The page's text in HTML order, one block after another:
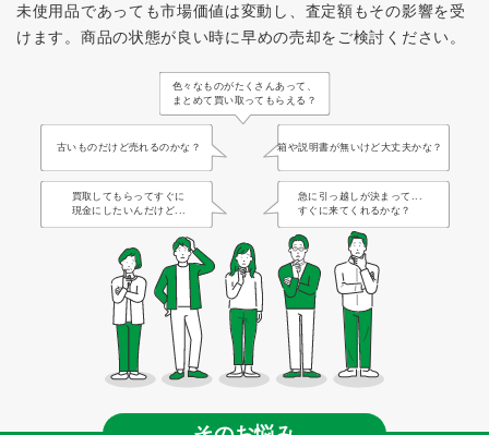
未使用品であっても市場価値は変動し、査定額もその影響を受
けます。 商品の状態が良い時に早めの売却をご検討ください。
色々なものがたくさんあって、
まとめて買い取ってもらえる？
古いものだけど売れるのかな？ 箱や説明書が無いけど大丈夫かな？
買取してもらってすぐに
現金にしたいんだけど...
急に引っ越しが決まって...
すぐに来てくれるかな？